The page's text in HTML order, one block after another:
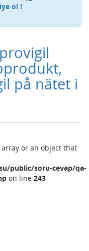
ol !
på nätet i
or an object that
public/soru-cevap/qa-
on line 243